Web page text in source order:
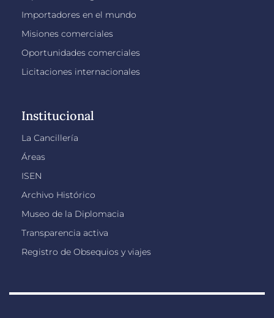
Importadores en el mundo
Misiones comerciales
Oportunidades comerciales
Licitaciones internacionales
Institucional
La Cancillería
Áreas
ISEN
Archivo Histórico
Museo de la Diplomacia
Transparencia activa
Registro de Obsequios y viajes